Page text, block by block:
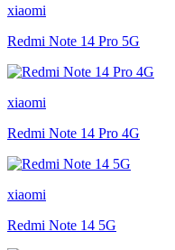
xiaomi
Redmi Note 14 Pro 5G
xiaomi
Redmi Note 14 Pro 4G
xiaomi
Redmi Note 14 5G